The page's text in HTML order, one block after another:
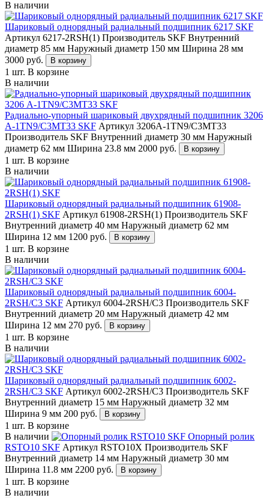
В наличии
Шариковый однорядный радиальный подшипник 6217 SKF
Артикул 6217-2RSH(1) Производитель SKF Внутренний
диаметр 85 мм Наружный диаметр 150 мм Ширина 28 мм
3000 руб. В корзину
1 шт. В корзине
В наличии
Радиально-упорный шариковый двухрядный подшипник 3206
A-1TN9/C3MT33 SKF Артикул 3206A-1TN9/C3MT33
Производитель SKF Внутренний диаметр 30 мм Наружный
диаметр 62 мм Ширина 23.8 мм 2000 руб. В корзину
1 шт. В корзине
В наличии
Шариковый однорядный радиальный подшипник 61908-
2RSH(1) SKF Артикул 61908-2RSH(1) Производитель SKF
Внутренний диаметр 40 мм Наружный диаметр 62 мм
Ширина 12 мм 1200 руб. В корзину
1 шт. В корзине
В наличии
Шариковый однорядный радиальный подшипник 6004-
2RSH/C3 SKF Артикул 6004-2RSH/C3 Производитель SKF
Внутренний диаметр 20 мм Наружный диаметр 42 мм
Ширина 12 мм 270 руб. В корзину
1 шт. В корзине
В наличии
Шариковый однорядный радиальный подшипник 6002-
2RSH/C3 SKF Артикул 6002-2RSH/C3 Производитель SKF
Внутренний диаметр 15 мм Наружный диаметр 32 мм
Ширина 9 мм 200 руб. В корзину
1 шт. В корзине
В наличии
Опорный ролик
RSTО10 SKF Артикул RSTО10X Производитель SKF
Внутренний диаметр 14 мм Наружный диаметр 30 мм
Ширина 11.8 мм 2200 руб. В корзину
1 шт. В корзине
В наличии